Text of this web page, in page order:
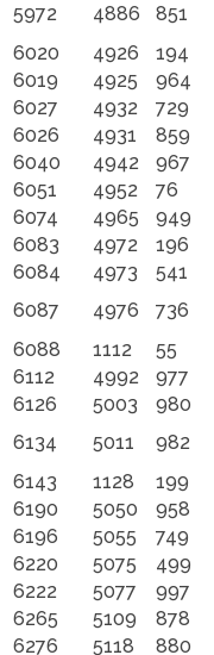
5972
4886 851
6020
4926 194
6019
4925 964
6027
4932 729
6026
4931 859
6040
4942 967
6051
4952 76
6074
4965 949
6083
4972 196
6084
4973 541
6087
4976 736
6088
1112 55
6112
4992 977
6126
5003 980
6134
5011 982
6143
1128 199
6190
5050 958
6196
5055 749
6220
5075 499
6222
5077 997
6265
5109 878
6276
5118 880